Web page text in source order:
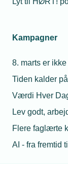
Kampagner
8. marts er
Tiden kalder
Værdi Hver
Lev godt,
Flere faglærte
AI - fra fremtid
01. juli 2024
Beskæftigelsen
Og netop
Arbejdsgiverne.